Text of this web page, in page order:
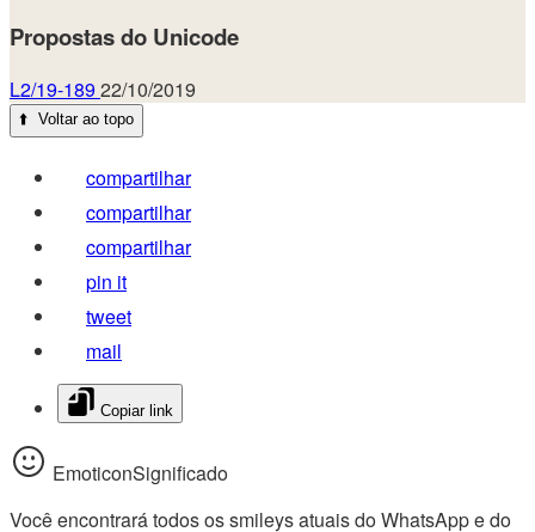
Propostas do Unicode
L2/19-18922/10/2019
⬆️ Voltar ao topo
compartilhar
compartilhar
compartilhar
pin it
tweet
mail
Copiar link
EmoticonSignificado
Você encontrará todos os smileys atuais do WhatsApp e do